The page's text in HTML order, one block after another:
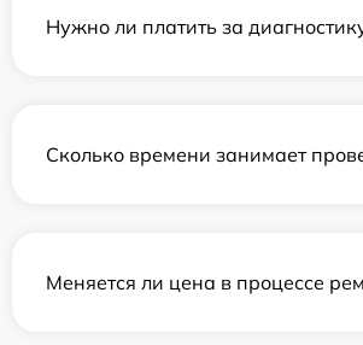
Нужно ли платить за
Сколько времени занимает
Меняется ли цена в процессе